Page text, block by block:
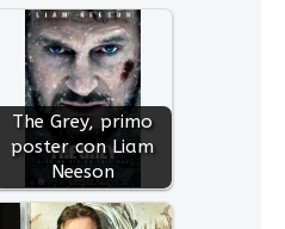
The Grey, primo
poster con Liam
Neeson